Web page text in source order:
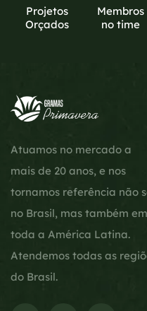
Projetos
Orçados
Membros
no time
Atuamos no mercado a
mais de 20 anos, e nos
tornamos referência não
no Brasil, mas também em
toda a América Latina.
Atendemos todas as
do Brasil.